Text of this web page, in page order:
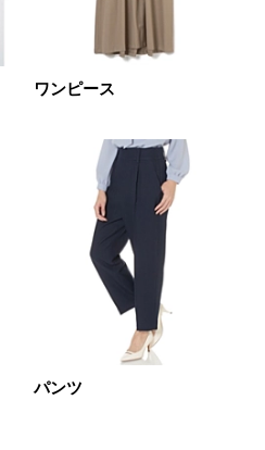
予約品
ラスト1
グレー
オレンジ
ピンク
ワンピース
パンツ